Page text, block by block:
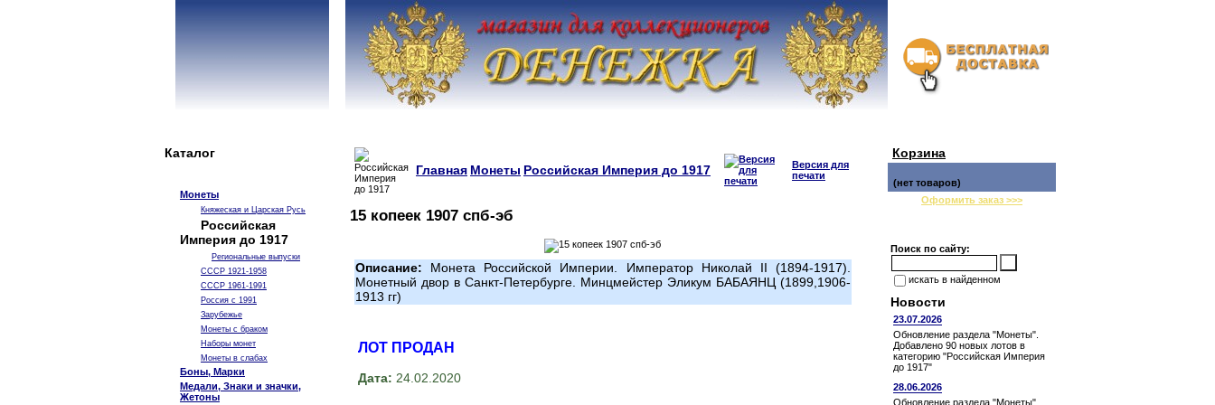
Каталог
Монеты
Княжеская и Царская Русь
Российская
Империя до 1917
Региональные выпуски
СССР 1921-1958
СССР 1961-1991
Россия с 1991
Зарубежье
Монеты с браком
Наборы монет
Монеты в слабах
Боны, Марки
Медали, Знаки и значки,
Жетоны
Главная Монеты Российская Империя до 1917
Версия для
печати
15 копеек 1907 спб-эб
Описание: Монета Российской Империи. Император Николай II (1894-1917).
Монетный двор в Санкт-Петербурге. Минцмейстер Эликум БАБАЯНЦ (1899,1906-
1913 гг)
ЛОТ ПРОДАН
Дата: 24.02.2020
Корзина
(нет товаров)
Оформить заказ >>>
Поиск по сайту:
искать в найденном
Новости
23.07.2026
Обновление раздела "Монеты".
Добавлено 90 новых лотов в
категорию "Российская Империя
до 1917"
28.06.2026
Обновление раздела "Монеты".